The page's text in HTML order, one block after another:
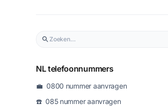
NL telefoonnummers
💼 0800 nummer aanvragen
☎️ 085 nummer aanvragen